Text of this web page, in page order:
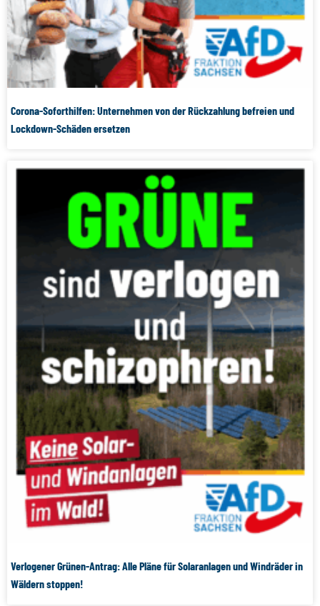
Corona-Soforthilfen: Unternehmen von der Rückzahlung befreien und
Lockdown-Schäden ersetzen
Verlogener Grünen-Antrag: Alle Pläne für Solaranlagen und Windräder in
Wäldern stoppen!